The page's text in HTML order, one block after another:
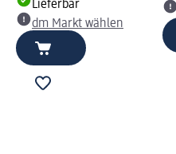
Lieferbar
dm Markt wählen